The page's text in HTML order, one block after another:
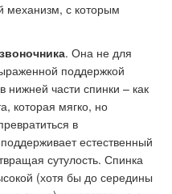
механизм, с которым
. Она не для
поддержкой
нижней части спинки – как
которая мягко, но
в
естественный
сутулость. Спинка
(хотя бы до середины